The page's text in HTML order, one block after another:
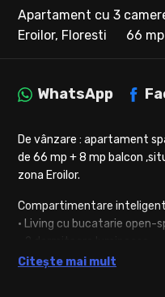
Apartament cu 3
Eroilor, Floresti
66 mp
WhatsApp
De vânzare : apartament
de 66 mp + 8 mp balcon
zona Eroilor.
Compartimentare
• Living cu bucatarie open-
• Baie spațioasă cu cadă si
Citește mai mult